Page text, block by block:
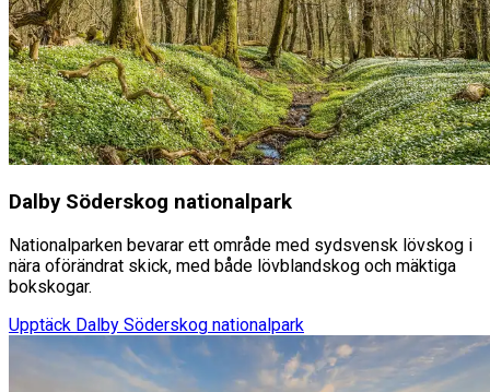
Dalby Söderskog nationalpark
Nationalparken bevarar ett område med sydsvensk lövskog i
nära oförändrat skick, med både lövblandskog och mäktiga
bokskogar.
Upptäck Dalby Söderskog nationalpark